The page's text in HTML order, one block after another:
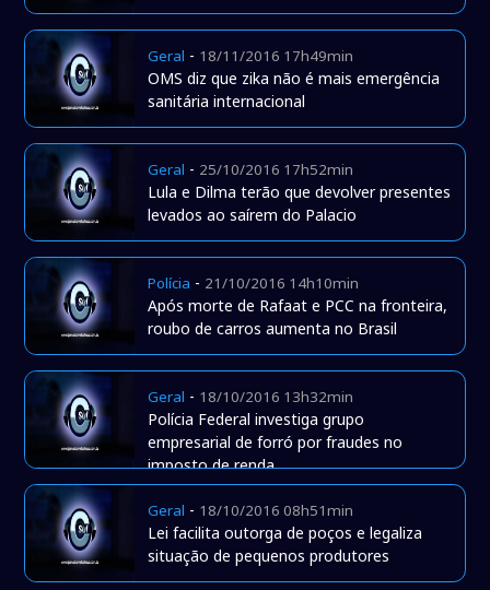
Geral - 18/11/2016 17h49min
OMS diz que zika não é mais emergência
sanitária internacional
Geral - 25/10/2016 17h52min
Lula e Dilma terão que devolver presentes
levados ao saírem do Palacio
Polícia - 21/10/2016 14h10min
Após morte de Rafaat e PCC na fronteira,
roubo de carros aumenta no Brasil
Geral - 18/10/2016 13h32min
Polícia Federal investiga grupo
empresarial de forró por fraudes no
imposto de renda
Geral - 18/10/2016 08h51min
Lei facilita outorga de poços e legaliza
situação de pequenos produtores